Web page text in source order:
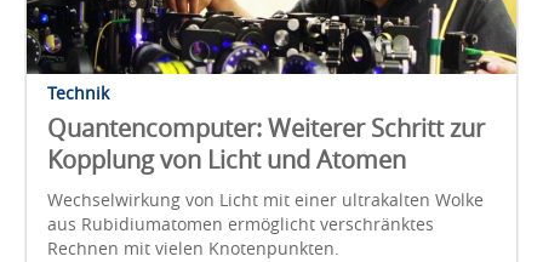
Technik
Quantencomputer: Weiterer Schritt zur
Kopplung von Licht und Atomen
Wechselwirkung von Licht mit einer ultrakalten Wolke
aus Rubidiumatomen ermöglicht verschränktes
Rechnen mit vielen Knotenpunkten.